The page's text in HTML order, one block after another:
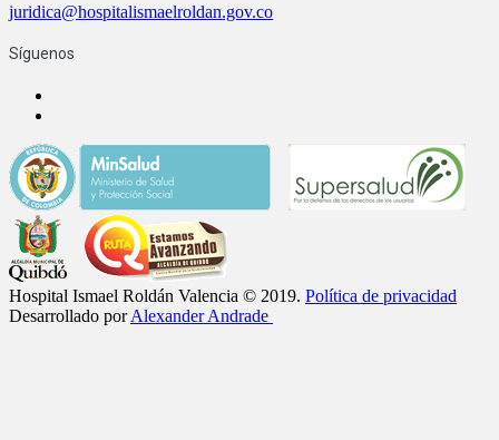
juridica@hospitalismaelroldan.gov.co
Síguenos
Hospital Ismael Roldán Valencia © 2019. Política de privacidad
Desarrollado porAlexander Andrade